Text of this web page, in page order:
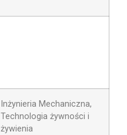
Inżynieria Mechaniczna,
Technologia żywności i
żywienia